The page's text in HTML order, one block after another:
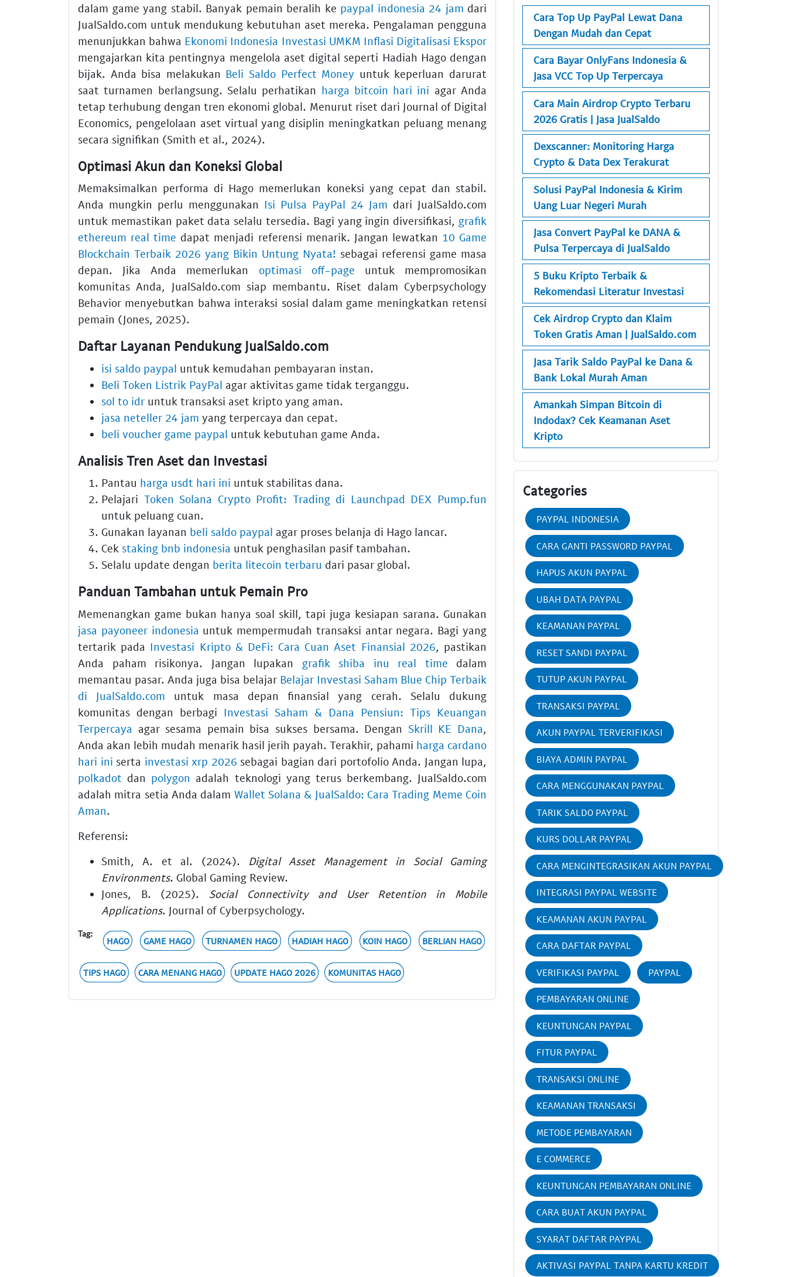
dalam game yang stabil. Banyak pemain beralih ke paypal indonesia 24 jam dari
JualSaldo.com untuk mendukung kebutuhan aset mereka. Pengalaman pengguna
menunjukkan bahwa Ekonomi Indonesia Investasi UMKM Inflasi Digitalisasi Ekspor
mengajarkan kita pentingnya mengelola aset digital seperti Hadiah Hago dengan
bijak. Anda bisa melakukan Beli Saldo Perfect Money untuk keperluan darurat
saat turnamen berlangsung. Selalu perhatikan harga bitcoin hari ini agar Anda
tetap terhubung dengan tren ekonomi global. Menurut riset dari Journal of Digital
Economics, pengelolaan aset virtual yang disiplin meningkatkan peluang menang
secara signifikan (Smith et al., 2024).
Optimasi Akun dan Koneksi Global
Memaksimalkan performa di Hago memerlukan koneksi yang cepat dan stabil.
Anda mungkin perlu menggunakan Isi Pulsa PayPal 24 Jam dari JualSaldo.com
untuk memastikan paket data selalu tersedia. Bagi yang ingin diversifikasi, grafik
ethereum real time dapat menjadi referensi menarik. Jangan lewatkan 10 Game
Blockchain Terbaik 2026 yang Bikin Untung Nyata! sebagai referensi game masa
depan. Jika Anda memerlukan optimasi off-page untuk mempromosikan
komunitas Anda, JualSaldo.com siap membantu. Riset dalam Cyberpsychology
Behavior menyebutkan bahwa interaksi sosial dalam game meningkatkan retensi
pemain (Jones, 2025).
Daftar Layanan Pendukung JualSaldo.com
isi saldo paypal untuk kemudahan pembayaran instan.
Beli Token Listrik PayPal agar aktivitas game tidak terganggu.
sol to idr untuk transaksi aset kripto yang aman.
jasa neteller 24 jam yang terpercaya dan cepat.
beli voucher game paypal untuk kebutuhan game Anda.
Analisis Tren Aset dan Investasi
Pantau harga usdt hari ini untuk stabilitas dana.
Pelajari Token Solana Crypto Profit: Trading di Launchpad DEX Pump.fun
untuk peluang cuan.
Gunakan layanan beli saldo paypal agar proses belanja di Hago lancar.
Cek staking bnb indonesia untuk penghasilan pasif tambahan.
Selalu update dengan berita litecoin terbaru dari pasar global.
Panduan Tambahan untuk Pemain Pro
Memenangkan game bukan hanya soal skill, tapi juga kesiapan sarana. Gunakan
jasa payoneer indonesia untuk mempermudah transaksi antar negara. Bagi yang
tertarik pada Investasi Kripto & DeFi: Cara Cuan Aset Finansial 2026, pastikan
Anda paham risikonya. Jangan lupakan grafik shiba inu real time dalam
memantau pasar. Anda juga bisa belajar Belajar Investasi Saham Blue Chip Terbaik
di JualSaldo.com untuk masa depan finansial yang cerah. Selalu dukung
komunitas dengan berbagi Investasi Saham & Dana Pensiun: Tips Keuangan
Terpercaya agar sesama pemain bisa sukses bersama. Dengan Skrill KE Dana,
Anda akan lebih mudah menarik hasil jerih payah. Terakhir, pahami harga cardano
hari ini serta investasi xrp 2026 sebagai bagian dari portofolio Anda. Jangan lupa,
polkadot dan polygon adalah teknologi yang terus berkembang. JualSaldo.com
adalah mitra setia Anda dalam Wallet Solana & JualSaldo: Cara Trading Meme Coin
Aman.
Referensi:
Smith, A. et al. (2024). Digital Asset Management in Social Gaming
Environments. Global Gaming Review.
Jones, B. (2025). Social Connectivity and User Retention in Mobile
Applications. Journal of Cyberpsychology.
Tag:
HAGO GAME HAGO TURNAMEN HAGO HADIAH HAGO KOIN HAGO BERLIAN HAGO
TIPS HAGO CARA MENANG HAGO UPDATE HAGO 2026 KOMUNITAS HAGO
Cara Top Up PayPal Lewat Dana
Dengan Mudah dan Cepat
Cara Bayar OnlyFans Indonesia &
Jasa VCC Top Up Terpercaya
Cara Main Airdrop Crypto Terbaru
2026 Gratis | Jasa JualSaldo
Dexscanner: Monitoring Harga
Crypto & Data Dex Terakurat
Solusi PayPal Indonesia & Kirim
Uang Luar Negeri Murah
Jasa Convert PayPal ke DANA &
Pulsa Terpercaya di JualSaldo
5 Buku Kripto Terbaik &
Rekomendasi Literatur Investasi
Cek Airdrop Crypto dan Klaim
Token Gratis Aman | JualSaldo.com
Jasa Tarik Saldo PayPal ke Dana &
Bank Lokal Murah Aman
Amankah Simpan Bitcoin di
Indodax? Cek Keamanan Aset
Kripto
Categories
PAYPAL INDONESIA
CARA GANTI PASSWORD PAYPAL
HAPUS AKUN PAYPAL
UBAH DATA PAYPAL
KEAMANAN PAYPAL
RESET SANDI PAYPAL
TUTUP AKUN PAYPAL
TRANSAKSI PAYPAL
AKUN PAYPAL TERVERIFIKASI
BIAYA ADMIN PAYPAL
CARA MENGGUNAKAN PAYPAL
TARIK SALDO PAYPAL
KURS DOLLAR PAYPAL
CARA MENGINTEGRASIKAN AKUN PAYPAL
INTEGRASI PAYPAL WEBSITE
KEAMANAN AKUN PAYPAL
CARA DAFTAR PAYPAL
VERIFIKASI PAYPAL PAYPAL
PEMBAYARAN ONLINE
KEUNTUNGAN PAYPAL
FITUR PAYPAL
TRANSAKSI ONLINE
KEAMANAN TRANSAKSI
METODE PEMBAYARAN
E COMMERCE
KEUNTUNGAN PEMBAYARAN ONLINE
CARA BUAT AKUN PAYPAL
SYARAT DAFTAR PAYPAL
AKTIVASI PAYPAL TANPA KARTU KREDIT